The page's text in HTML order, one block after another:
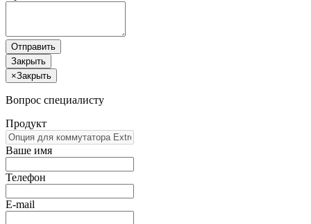
Отправить
Закрыть
×Закрыть
Вопрос специалисту
Продукт
Ваше имя
Телефон
E-mail